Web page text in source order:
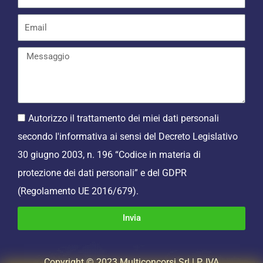
Autorizzo il trattamento dei miei dati personali
secondo l'informativa ai sensi del Decreto Legislativo
30 giugno 2003, n. 196 “Codice in materia di
protezione dei dati personali” e del GDPR
(Regolamento UE 2016/679).
Invia